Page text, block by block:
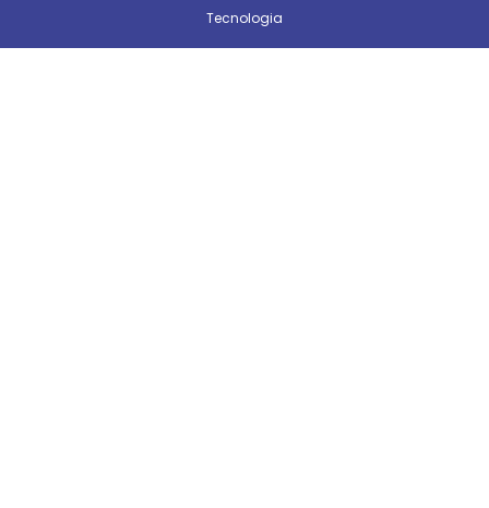
Tecnologia